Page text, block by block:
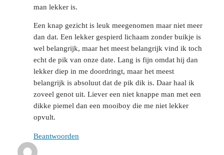
man lekker is.
Een knap gezicht is leuk meegenomen maar niet meer
dan dat. Een lekker gespierd lichaam zonder buikje is
wel belangrijk, maar het meest belangrijk vind ik toch
echt de pik van onze date. Lang is fijn omdat hij dan
lekker diep in me doordringt, maar het meest
belangrijk is absoluut dat de pik dik is. Daar haal ik
zoveel genot uit. Liever een niet knappe man met een
dikke piemel dan een mooiboy die me niet lekker
opvult.
Beantwoorden